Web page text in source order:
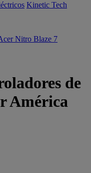
Kinetic Tech
Nitro Blaze 7
de
América